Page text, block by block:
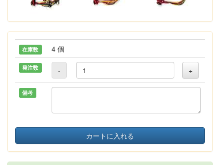
在庫数 4 個
発注数 - +
備考
カートに入れる